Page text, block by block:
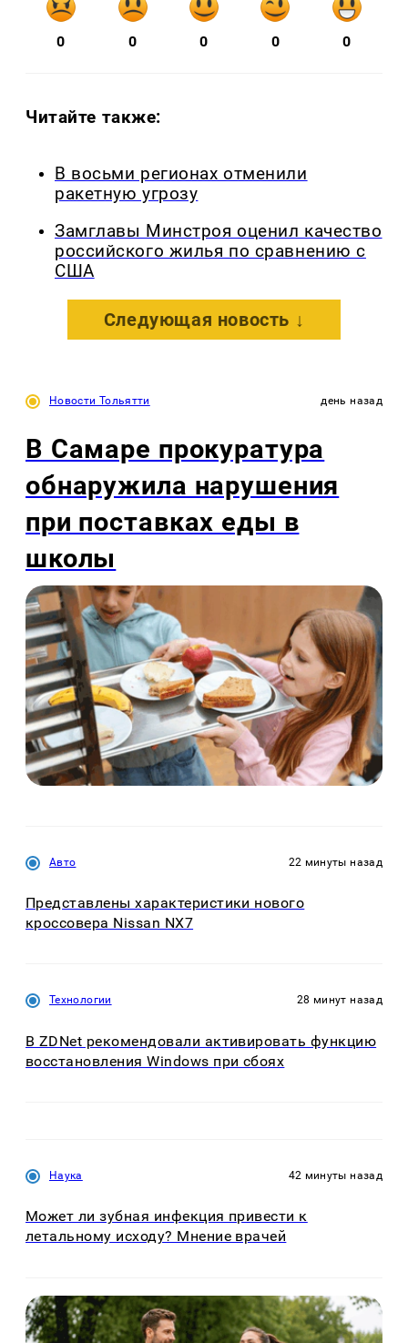
0 0 0 0 0
Читайте также:
В восьми регионах отменили
ракетную угрозу
Замглавы Минстроя оценил качество
российского жилья по сравнению с
США
Следующая новость ↓
Новости Тольятти день назад
В Самаре прокуратура
обнаружила нарушения
при поставках еды в
школы
Авто 22 минуты назад
Представлены характеристики нового
кроссовера Nissan NX7
Технологии 28 минут назад
В ZDNet рекомендовали активировать функцию
восстановления Windows при сбоях
Наука 42 минуты назад
Может ли зубная инфекция привести к
летальному исходу? Мнение врачей